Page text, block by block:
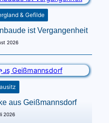
& Gefilde
ist Vergangenheit
2026
aus Geißmannsdorf
2026